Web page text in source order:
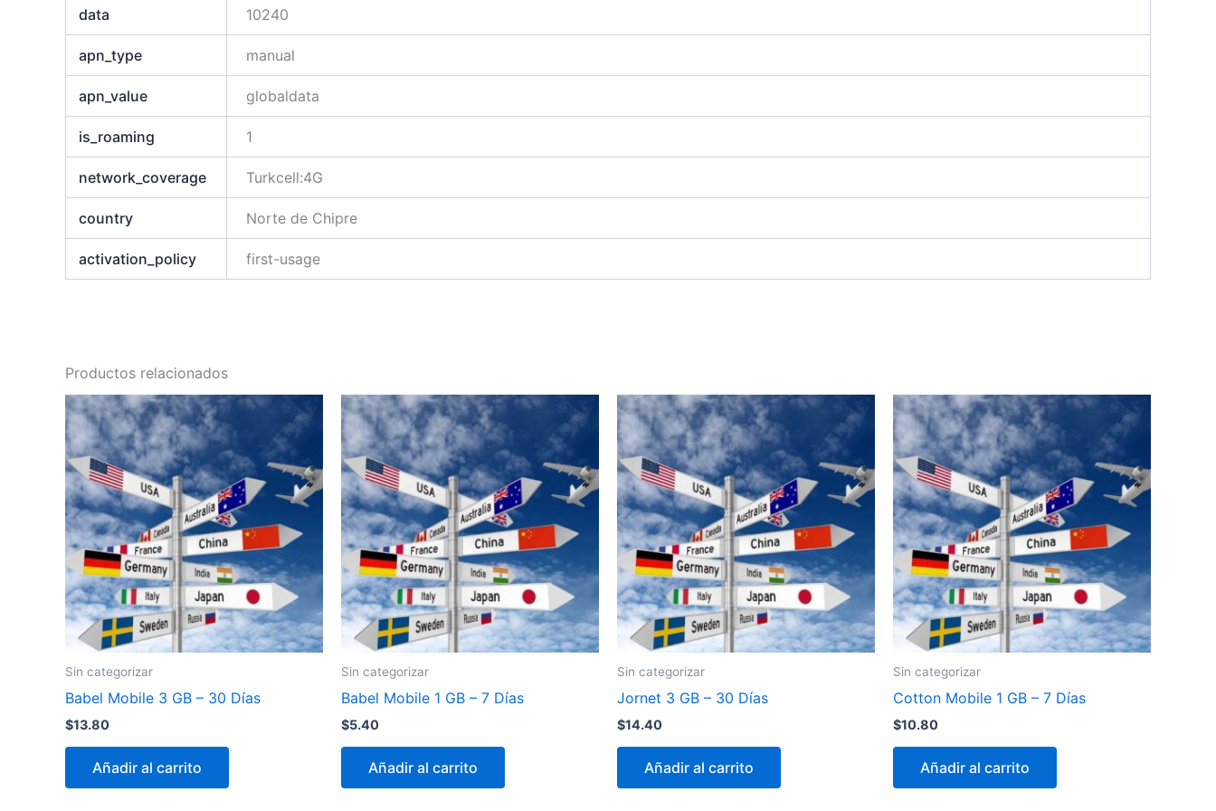
data 10240
apn_type manual
apn_value globaldata
is_roaming 1
network_coverage Turkcell:4G
country Norte de Chipre
activation_policy first-usage
Productos relacionados
Sin categorizar
Babel Mobile 3 GB – 30 Días
$13.80
Añadir al carrito
Sin categorizar
Babel Mobile 1 GB – 7 Días
$5.40
Añadir al carrito
Sin categorizar
Jornet 3 GB – 30 Días
$14.40
Añadir al carrito
Sin categorizar
Cotton Mobile 1 GB – 7 Días
$10.80
Añadir al carrito